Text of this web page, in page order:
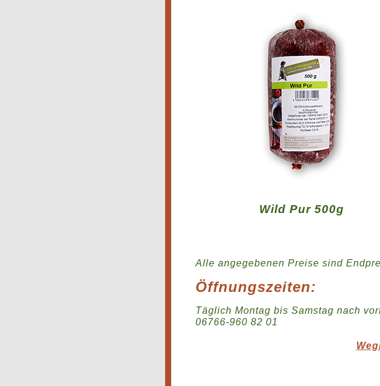
Wild Pur 500g
Alle angegebenen Preise sind
Öffnungszeiten:
Täglich Montag bis Samstag nach
06766-960 82 01